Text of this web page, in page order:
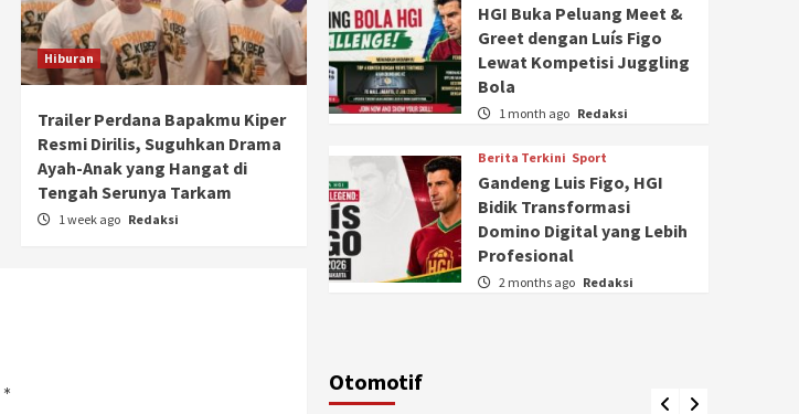
Hiburan
Trailer Perdana Bapakmu Kiper
Resmi Dirilis, Suguhkan Drama
Ayah-Anak yang Hangat di
Tengah Serunya Tarkam
1 week ago Redaksi
*
HGI Buka Peluang Meet &
Greet dengan Luís Figo
Lewat Kompetisi Juggling
Bola
1 month ago Redaksi
Berita Terkini Sport
Gandeng Luis Figo, HGI
Bidik Transformasi
Domino Digital yang Lebih
Profesional
2 months ago Redaksi
Otomotif